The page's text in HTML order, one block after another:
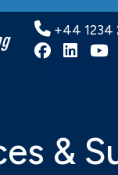
+44 1234
Alpha
&